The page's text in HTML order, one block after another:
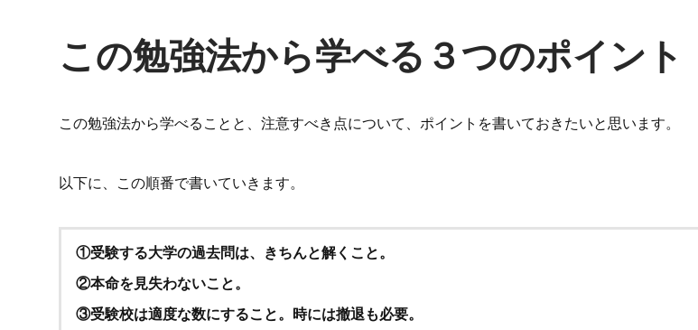
この勉強法から学べる３つのポイント
この勉強法から学べることと、注意すべき点について、ポイントを書いておきたいと思います。
以下に、この順番で書いていきます。
①受験する大学の過去問は、きちんと解くこと。
②本命を見失わないこと。
③受験校は適度な数にすること。時には撤退も必要。